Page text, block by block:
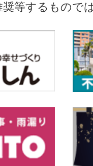
奨等するもので